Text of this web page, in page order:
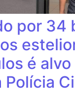
por 34
é alvo
Polícia